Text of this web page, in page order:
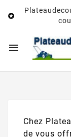


Chez
de vous